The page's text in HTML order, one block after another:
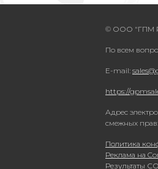
© ООО "ГПМ
По всем
E-mail:
https://
Адрес
смежных прав:
Политика
Реклама на
Результаты